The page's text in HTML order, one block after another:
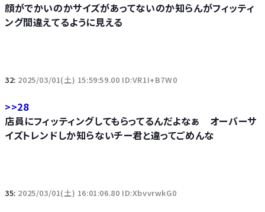
顔がでかいのかサイズがあってないのか知らんがフィッティ
ング間違えてるように見える
32: 2025/03/01(土) 15:59:59.00 ID:VR1I+B7W0
>>28
店員にフィッティングしてもらってるんだよなぁ オーバーサ
イズトレンドしか知らないチー君と違ってごめんな
35: 2025/03/01(土) 16:01:06.80 ID:XbvvrwkG0